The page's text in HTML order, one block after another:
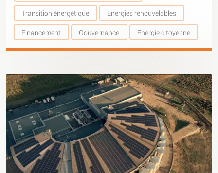
Transition énergétique Energies renouvelables
Financement Gouvernance Energie citoyenne